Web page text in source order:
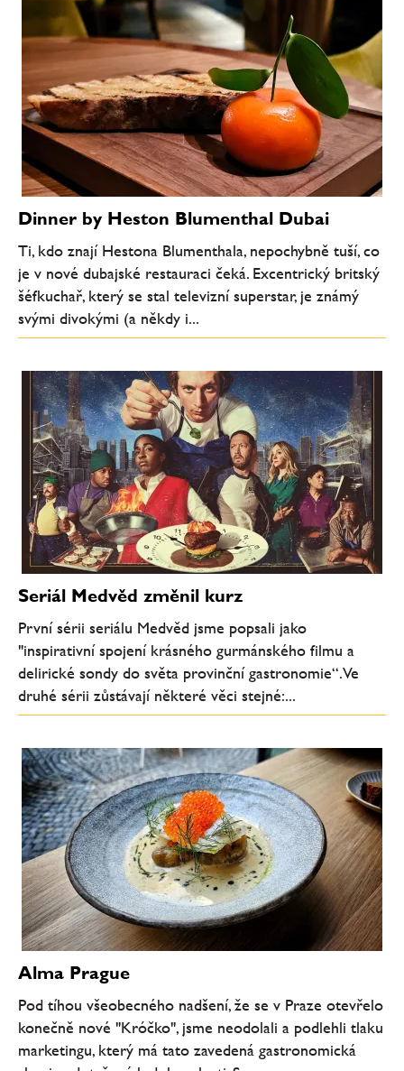
Dinner by Heston Blumenthal Dubai
Ti, kdo znají Hestona Blumenthala, nepochybně tuší, co
je v nové dubajské restauraci čeká. Excentrický britský
šéfkuchař, který se stal televizní superstar, je známý
svými divokými (a někdy i...
Seriál Medvěd změnil kurz
První sérii seriálu Medvěd jsme popsali jako
"inspirativní spojení krásného gurmánského filmu a
delirické sondy do světa provinční gastronomie“. Ve
druhé sérii zůstávají některé věci stejné:...
Alma Prague
Pod tíhou všeobecného nadšení, že se v Praze otevřelo
konečně nové "Króčko", jsme neodolali a podlehli tlaku
marketingu, který má tato zavedená gastronomická